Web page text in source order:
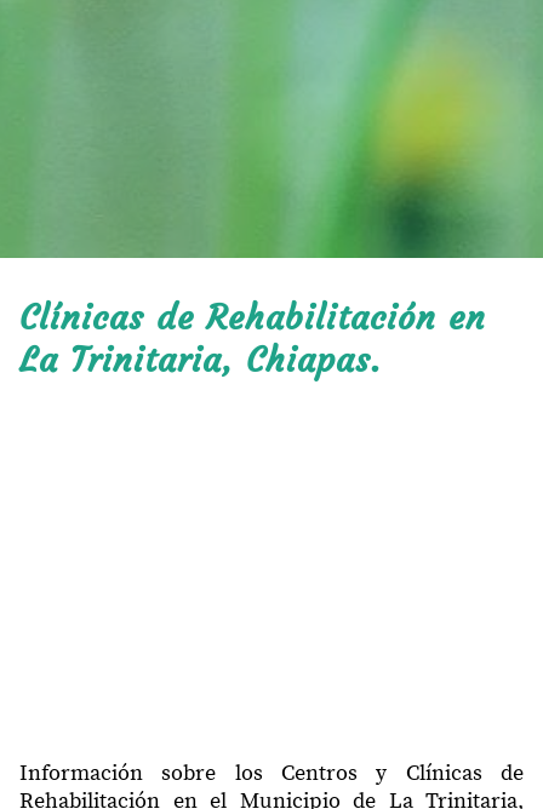
Clínicas de Rehabilitación en
La Trinitaria, Chiapas.
Información sobre los Centros y Clínicas de
Rehabilitación en el Municipio de La Trinitaria,